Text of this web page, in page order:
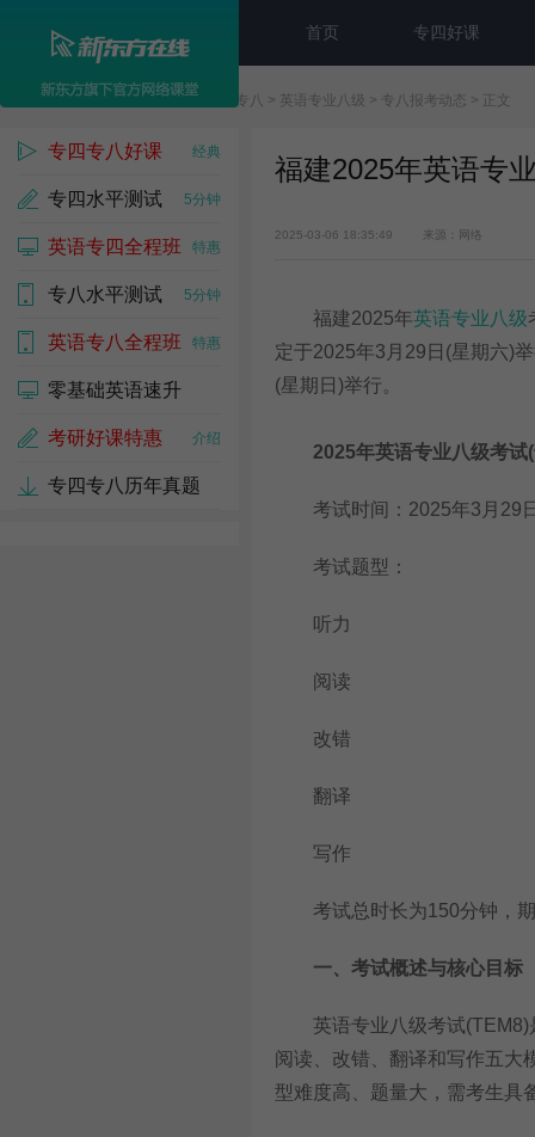
首页 专四好课
新东方在线> 专四专八 > 英语专业八级 > 专八报考动态 > 正文
专四专八好课 经典
专四水平测试 5分钟
英语专四全程班 特惠
专八水平测试 5分钟
英语专八全程班 特惠
零基础英语速升
考研好课特惠 介绍
专四专八历年真题
福建2025年英语专
2025-03-06 18:35:49 来源：网络
福建2025年英语专业八级
定于2025年3月29日(星期六)
(星期日)举行。
2025年英语专业八级考试
考试时间：2025年3月29
考试题型：
听力
阅读
改错
翻译
写作
考试总时长为150分钟，期
一、考试概述与核心目标
英语专业八级考试(TEM8)
阅读、改错、翻译和写作五大
型难度高、题量大，需考生具